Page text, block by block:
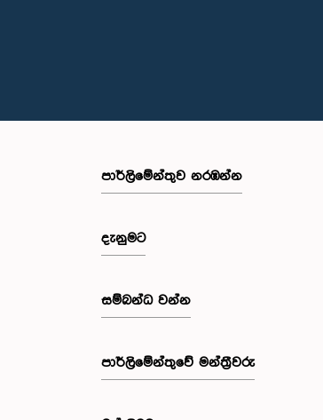
පාර්ලි‌මේන්තුව නරඹන්න
දැනුමට
සම්බන්ධ වන්න
පාර්ලි‌මේන්තුවේ මන්ත්‍රීවරු